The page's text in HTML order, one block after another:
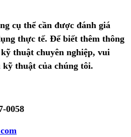
cụ thể cần được đánh giá
thực tế. Để biết thêm thông
thuật chuyên nghiệp, vui
thuật của chúng tôi.
0058